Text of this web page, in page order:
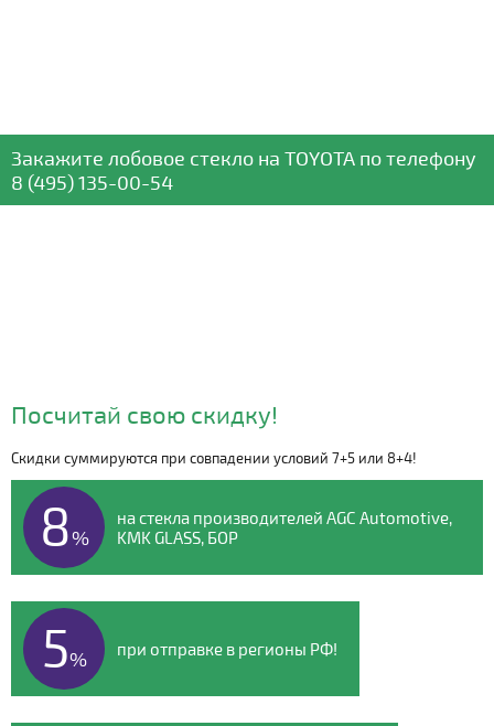
Закажите лобовое стекло на TOYOTA по телефону
8 (495) 135-00-54
Видео о компании
Посчитай свою скидку!
Скидки суммируются при совпадении условий 7+5 или 8+4!
8%
на стекла производителей AGC Automotive,
KMK GLASS, БОР
5% при отправке в регионы РФ!